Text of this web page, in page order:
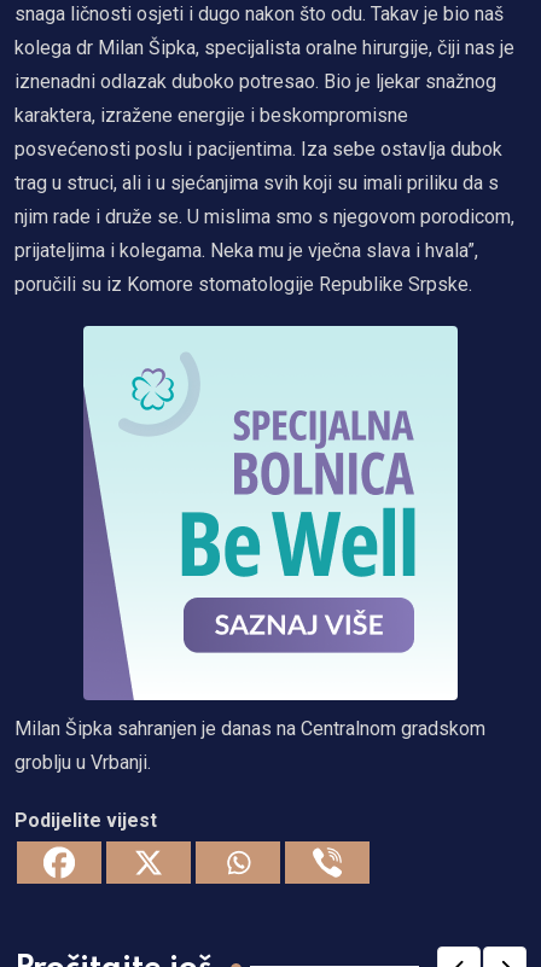
snaga ličnosti osjeti i dugo nakon što odu. Takav je bio naš
kolega dr Milan Šipka, specijalista oralne hirurgije, čiji nas je
iznenadni odlazak duboko potresao. Bio je ljekar snažnog
karaktera, izražene energije i beskompromisne
posvećenosti poslu i pacijentima. Iza sebe ostavlja dubok
trag u struci, ali i u sjećanjima svih koji su imali priliku da s
njim rade i druže se. U mislima smo s njegovom porodicom,
prijateljima i kolegama. Neka mu je vječna slava i hvala”,
poručili su iz Komore stomatologije Republike Srpske.
Milan Šipka sahranjen je danas na Centralnom gradskom
groblju u Vrbanji.
Podijelite vijest